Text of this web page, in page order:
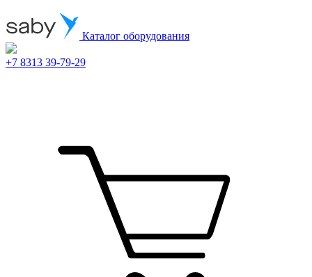
Каталог оборудования
+7 8313 39-79-29